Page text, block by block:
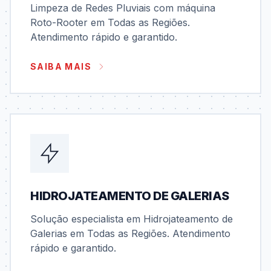
Limpeza de Redes Pluviais com máquina
Roto-Rooter em Todas as Regiões.
Atendimento rápido e garantido.
SAIBA MAIS
HIDROJATEAMENTO DE GALERIAS
Solução especialista em Hidrojateamento de
Galerias em Todas as Regiões. Atendimento
rápido e garantido.